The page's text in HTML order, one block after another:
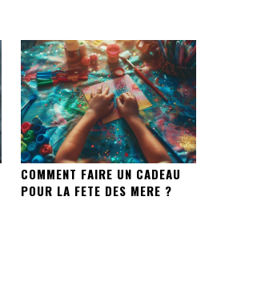
COMMENT FAIRE UN CADEAU
POUR LA FETE DES MERE ?